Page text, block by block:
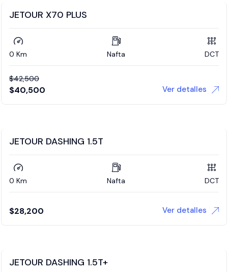
JETOUR X70 PLUS
0 Km Nafta DCT
$42,500
$40,500 Ver detalles
JETOUR DASHING 1.5T
0 Km Nafta DCT
$28,200 Ver detalles
JETOUR DASHING 1.5T+